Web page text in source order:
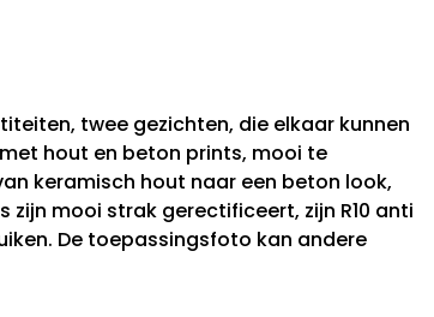
twee gezichten, die elkaar kunnen
hout en beton prints, mooi te
keramisch hout naar een beton look,
zijn mooi strak gerectificeert, zijn R10 anti
De toepassingsfoto kan andere